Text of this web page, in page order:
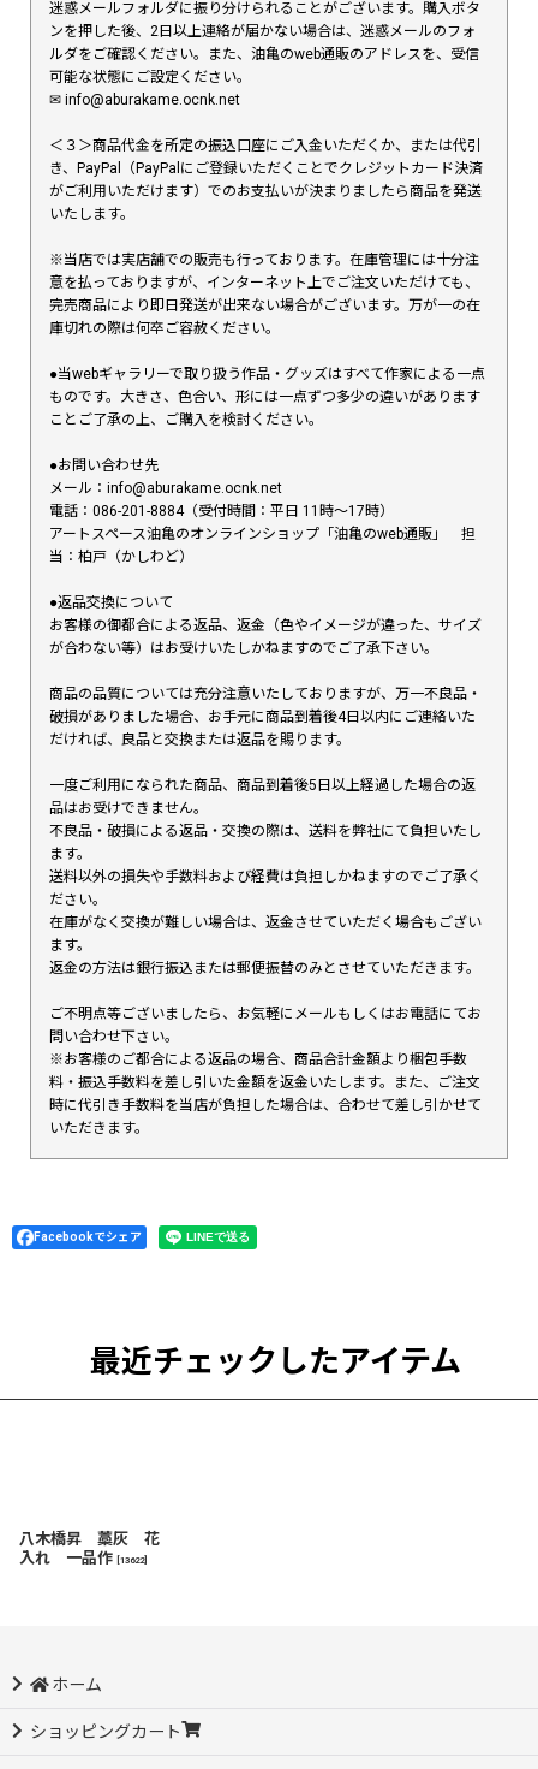
迷惑メールフォルダに振り分けられることがございます。購入ボタ
ンを押した後、2日以上連絡が届かない場合は、迷惑メールのフォ
ルダをご確認ください。また、油亀のweb通販のアドレスを、受信
可能な状態にご設定ください。
✉︎ info@aburakame.ocnk.net
＜３＞商品代金を所定の振込口座にご入金いただくか、または代引
き、PayPal（PayPalにご登録いただくことでクレジットカード決済
がご利用いただけます）でのお支払いが決まりましたら商品を発送
いたします。
※当店では実店舗での販売も行っております。在庫管理には十分注
意を払っておりますが、インターネット上でご注文いただけても、
完売商品により即日発送が出来ない場合がございます。万が一の在
庫切れの際は何卒ご容赦ください。
●当webギャラリーで取り扱う作品・グッズはすべて作家による一点
ものです。大きさ、色合い、形には一点ずつ多少の違いがあります
ことご了承の上、ご購入を検討ください。
●お問い合わせ先
メール：info@aburakame.ocnk.net
電話：086-201-8884（受付時間：平日 11時〜17時）
アートスペース油亀のオンラインショップ「油亀のweb通販」 担
当：柏戸（かしわど）
●返品交換について
お客様の御都合による返品、返金（色やイメージが違った、サイズ
が合わない等）はお受けいたしかねますのでご了承下さい。
商品の品質については充分注意いたしておりますが、万一不良品・
破損がありました場合、お手元に商品到着後4日以内にご連絡いた
だければ、良品と交換または返品を賜ります。
一度ご利用になられた商品、商品到着後5日以上経過した場合の返
品はお受けできません。
不良品・破損による返品・交換の際は、送料を弊社にて負担いたし
ます。
送料以外の損失や手数料および経費は負担しかねますのでご了承く
ださい。
在庫がなく交換が難しい場合は、返金させていただく場合もござい
ます。
返金の方法は銀行振込または郵便振替のみとさせていただきます。
ご不明点等ございましたら、お気軽にメールもしくはお電話にてお
問い合わせ下さい。
※お客様のご都合による返品の場合、商品合計金額より梱包手数
料・振込手数料を差し引いた金額を返金いたします。また、ご注文
時に代引き手数料を当店が負担した場合は、合わせて差し引かせて
いただきます。
Facebookでシェア
最近チェックしたアイテム
八木橋昇 藁灰 花
入れ 一品作
13622]
ホーム
ショッピングカート